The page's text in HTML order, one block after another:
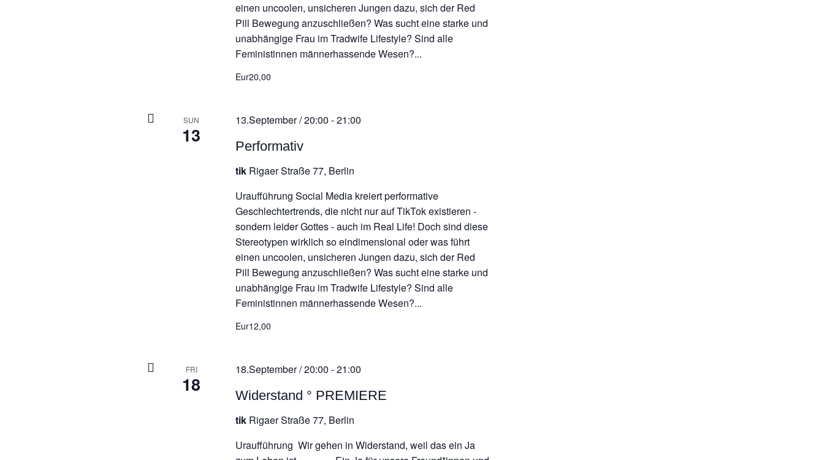
einen uncoolen, unsicheren Jungen dazu, sich der Red
Pill Bewegung anzuschließen? Was sucht eine starke und
unabhängige Frau im Tradwife Lifestyle? Sind alle
Feministinnen männerhassende Wesen?...
Eur20,00
SUN
13 Performativ
13.September / 20:00 -21:00
tik Rigaer Straße 77, Berlin
Uraufführung Social Media kreiert performative
Geschlechtertrends, die nicht nur auf TikTok existieren -
sondern leider Gottes - auch im Real Life! Doch sind diese
Stereotypen wirklich so eindimensional oder was führt
einen uncoolen, unsicheren Jungen dazu, sich der Red
Pill Bewegung anzuschließen? Was sucht eine starke und
unabhängige Frau im Tradwife Lifestyle? Sind alle
Feministinnen männerhassende Wesen?...
Eur12,00
FRI
18 Widerstand ° PREMIERE
18.September / 20:00 -21:00
tik Rigaer Straße 77, Berlin
Uraufführung Wir gehen in Widerstand, weil das ein Ja